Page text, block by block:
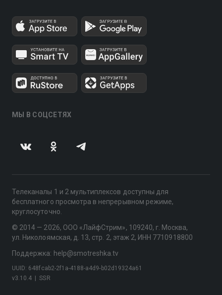
МЫ В СОЦСЕТЯХ
Телеканалы 1 и 2 мультиплексов доступны для
бесплатного просмотра в непрерывном режиме,
круглосуточно.
© 2014 — 2026, ООО «ЛайфСтрим», 109240, г. Москва,
ул. Николоямская, д. 13, стр. 2, этаж 2, ИНН 7710918800
Поддержка: help@smotreshka.tv
v3.10.4 SSR
UUID: 648fcab2-2f1a-4188-a4d9-b02d19324a61